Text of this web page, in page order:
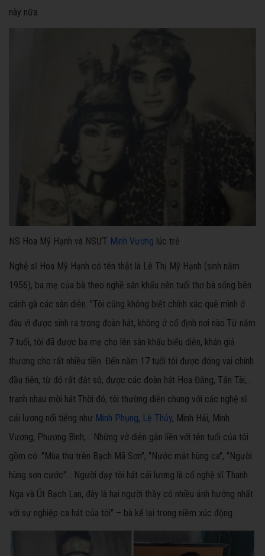
này nữa.
NS Hoa Mỹ Hạnh và NSƯT Minh Vương lúc trẻ
Nghệ sĩ Hoa Mỹ Hạnh có tên thật là Lê Thị Mỹ Hạnh (sinh năm
1956), ba mẹ của bà theo nghề sân khấu nên tuổi thơ bà sống bên
cánh gà các sàn diễn. "Tôi cũng không biết chính xác quê mình ở
đâu vì được sinh ra trong đoàn hát, không ở cố định nơi nào.Từ năm
7 tuổi, tôi đã được ba mẹ cho lên sân khấu biểu diễn, khán giả
thương cho rất nhiều tiền. Đến năm 17 tuổi tôi được đóng vai chính
đầu tiên, từ đó rất đắt sô, được các đoàn hát Hoa Đăng, Tấn Tài,…
tranh nhau mời hát.Thời đó, tôi thường diễn chung với các nghệ sĩ
cải lương nổi tiếng như Minh Phụng, Lệ Thủy, Minh Hải, Minh
Vương, Phương Bình,... Những vở diễn gắn liền với tên tuổi của tôi
gồm có: "Mùa thu trên Bạch Mã Sơn", "Nước mắt hùng ca", "Người
hùng sơn cước"… Người dạy tôi hát cải lương là cố nghệ sĩ Thanh
Nga và Út Bạch Lan, đây là hai người thầy có nhiều ảnh hưởng nhất
với sự nghiệp ca hát của tôi" – bà kể lại trong niềm xúc động.